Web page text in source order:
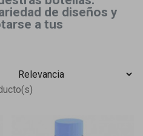
de diseños y
a tus